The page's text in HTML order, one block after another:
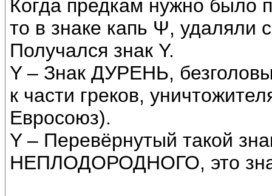
Когда предкам нужно было
то в знаке капь Ψ, удаляли
Получался знак Y.
Y – Знак ДУРЕНЬ,
к части греков,
Евросоюз).
Y – Перевёрнутый такой
НЕПЛОДОРОДНОГО, это